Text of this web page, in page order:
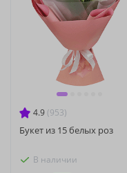
4.9 (953)
Букет из 15 белых роз
В наличии